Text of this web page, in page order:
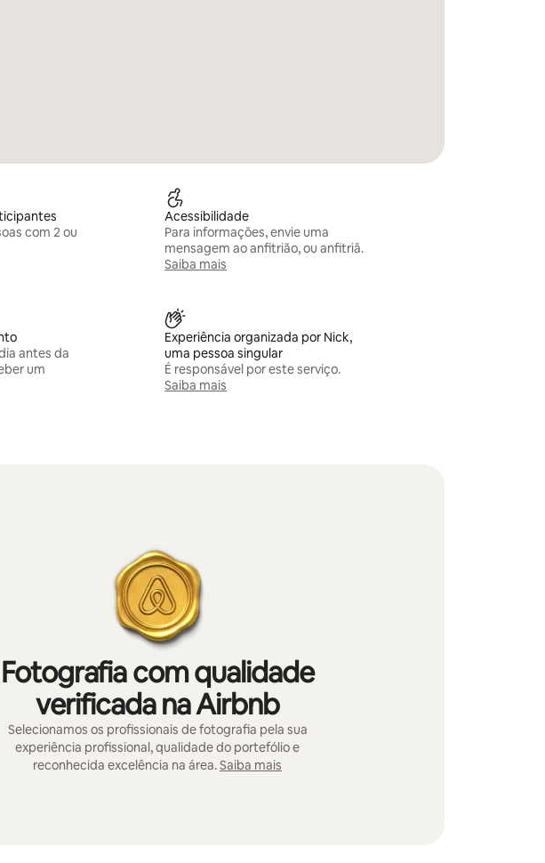
com 2 ou
Acessibilidade
Para informações, envie uma
mensagem ao anfitrião, ou anfitriã.
Saiba mais
antes da
um
Experiência organizada por Nick,
uma pessoa singular
É responsável por este serviço.
Saiba mais
Fotografia com qualidade
verificada na Airbnb
Selecionamos os profissionais de fotografia pela sua
experiência profissional, qualidade do portefólio e
reconhecida excelência na área.Saiba mais